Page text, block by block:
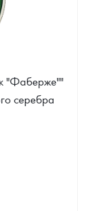
"Фаберже""
серебра